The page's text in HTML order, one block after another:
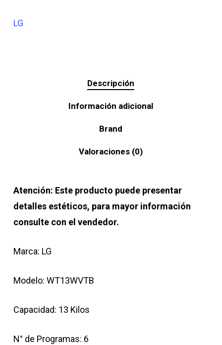
LG
Descripción
Información adicional
Brand
Valoraciones (0)
Atención: Este producto puede presentar
detalles estéticos, para mayor información
consulte con el vendedor.
Marca: LG
Modelo: WT13WVTB
Capacidad: 13 Kilos
N° de Programas: 6